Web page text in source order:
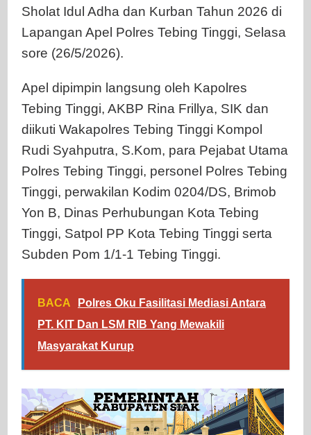
Sholat Idul Adha dan Kurban Tahun 2026 di
Lapangan Apel Polres Tebing Tinggi, Selasa
sore (26/5/2026).
Apel dipimpin langsung oleh Kapolres
Tebing Tinggi, AKBP Rina Frillya, SIK dan
diikuti Wakapolres Tebing Tinggi Kompol
Rudi Syahputra, S.Kom, para Pejabat Utama
Polres Tebing Tinggi, personel Polres Tebing
Tinggi, perwakilan Kodim 0204/DS, Brimob
Yon B, Dinas Perhubungan Kota Tebing
Tinggi, Satpol PP Kota Tebing Tinggi serta
Subden Pom 1/1-1 Tebing Tinggi.
BACA
Polres Oku Fasilitasi Mediasi Antara
PT. KIT Dan LSM RIB Yang Mewakili
Masyarakat Kurup